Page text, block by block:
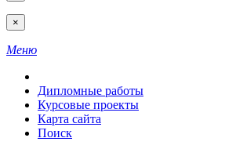
×
Меню
Дипломные работы
Курсовые проекты
Карта сайта
Поиск